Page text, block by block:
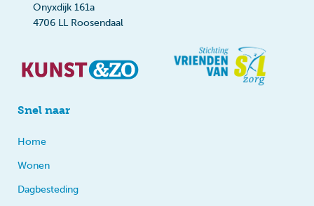
Onyxdijk 161a
4706 LL Roosendaal
Snel naar
Home
Wonen
Dagbesteding